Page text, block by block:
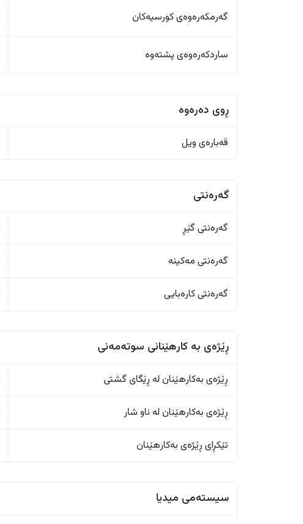
گەرمکەرەوەی کورسیەکان
ساردکەرەوەی پشتەوە
ڕوی دەرەوە
قەبارەی ویل
گەرەنتی
گەرەنتی گێڕ
گەرەنتی مەکینە
گەرەنتی کارەبایی
ڕێژەى به کارهێنانی سوتەمەنی
ڕێژەى بەکارهێنان له ڕێگای گشتی
ڕێژەى بەکارهێنان له ناو شار
تێکڕای ڕێژەى بەکارهێنان
سیستەمی میدیا